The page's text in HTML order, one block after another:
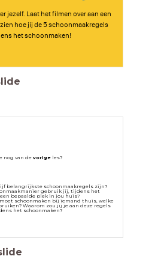
jezelf. Laat het filmen over aan een
hoe jij de 5 schoonmaakregels
het schoonmaken!
nog van de vorige les?
belangrijkste schoonmaakregels zijn?
gebruik jij, tijdens het
bepaalde plek in jou huis?
schoonmaken bij iemand thuis, welke
Waarom zou jij je aan deze regels
het schoonmaken?